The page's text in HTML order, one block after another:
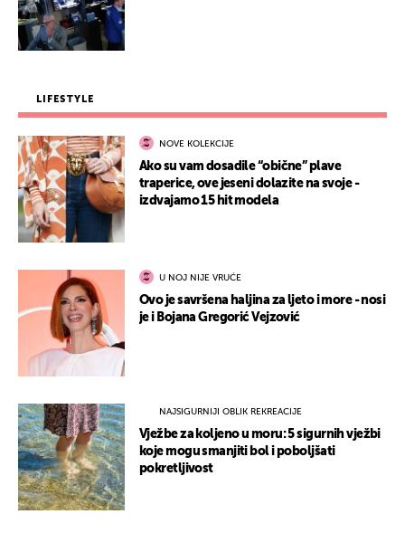
LIFESTYLE
NOVE KOLEKCIJE
Ako su vam dosadile “obične” plave
traperice, ove jeseni dolazite na svoje -
izdvajamo 15 hit modela
U NOJ NIJE VRUĆE
Ovo je savršena haljina za ljeto i more - nosi
je i Bojana Gregorić Vejzović
NAJSIGURNIJI OBLIK REKREACIJE
Vježbe za koljeno u moru: 5 sigurnih vježbi
koje mogu smanjiti bol i poboljšati
pokretljivost